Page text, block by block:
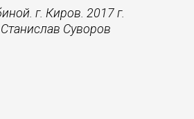
г. Киров. 2017 г.
Суворов